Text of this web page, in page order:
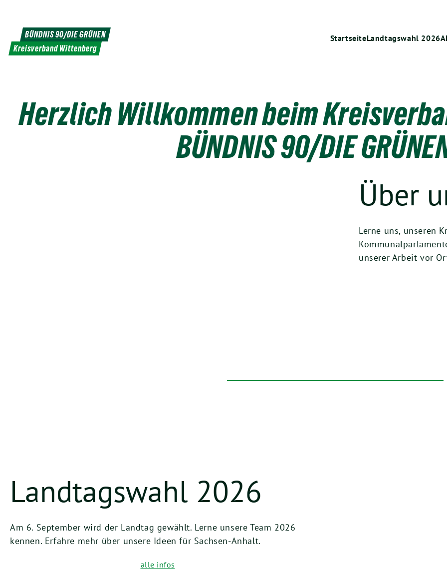
Inhalt BÜNDNIS 90/DIE GRÜNEN
Kreisverband Wittenberg
StartseiteLandtagswahl 2026
Herzlich Willkommen beim
BÜNDNIS 90/DIE
Über
Lerne uns, unseren
unserer Arbeit vor
Landtagswahl 2026
Am 6. September wird der Landtag gewählt. Lerne unsere Team 2026
kennen. Erfahre mehr über unsere Ideen für Sachsen-Anhalt.
alle infos